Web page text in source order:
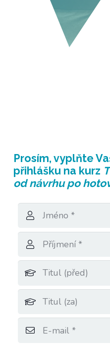
Prosím, vyplňte
přihlášku na kurz
od návrhu po